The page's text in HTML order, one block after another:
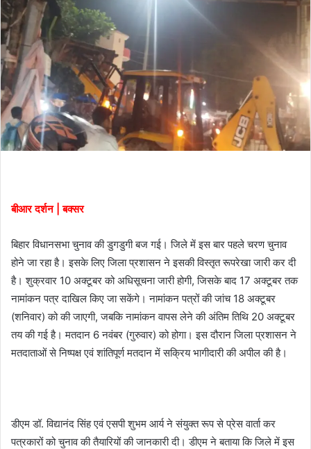
a
i
l
बीआर दर्शन | बक्सर
बिहार विधानसभा चुनाव की डुगडुगी बज गई। जिले में इस बार पहले चरण चुनाव
होने जा रहा है। इसके लिए जिला प्रशासन ने इसकी विस्तृत रूपरेखा जारी कर दी
है। शुक्रवार 10 अक्टूबर को अधिसूचना जारी होगी, जिसके बाद 17 अक्टूबर तक
नामांकन पत्र दाखिल किए जा सकेंगे। नामांकन पत्रों की जांच 18 अक्टूबर
(शनिवार) को की जाएगी, जबकि नामांकन वापस लेने की अंतिम तिथि 20 अक्टूबर
तय की गई है। मतदान 6 नवंबर (गुरुवार) को होगा। इस दौरान जिला प्रशासन ने
मतदाताओं से निष्पक्ष एवं शांतिपूर्ण मतदान में सक्रिय भागीदारी की अपील की है।
डीएम डॉ. विद्यानंद सिंह एवं एसपी शुभम आर्य ने संयुक्त रूप से प्रेस वार्ता कर
पत्रकारों को चुनाव की तैयारियों की जानकारी दी। डीएम ने बताया कि जिले में इस